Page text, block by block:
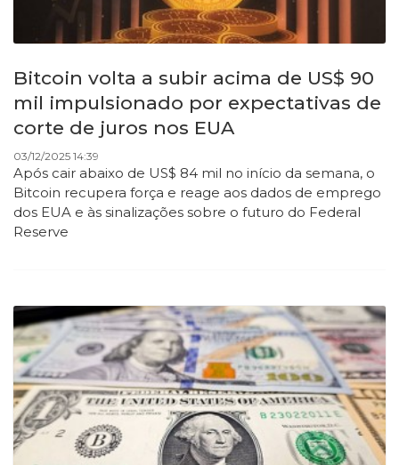
Bitcoin volta a subir acima de US$ 90
mil impulsionado por expectativas de
corte de juros nos EUA
03/12/2025 14:39
Após cair abaixo de US$ 84 mil no início da semana, o
Bitcoin recupera força e reage aos dados de emprego
dos EUA e às sinalizações sobre o futuro do Federal
Reserve